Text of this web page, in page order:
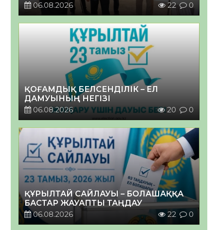
06.08.2026
22 0
ҚОҒАМДЫҚ БЕЛСЕНДІЛІК – ЕЛ
ДАМУЫНЫҢ НЕГІЗІ
06.08.2026
20 0
ҚҰРЫЛТАЙ САЙЛАУЫ – БОЛАШАҚҚА
БАСТАР ЖАУАПТЫ ТАҢДАУ
06.08.2026
22 0